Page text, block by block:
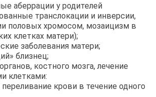
аберрации у родителей
транслокации и инверсии,
половых хромосом, мозаицизм в
клетках матери);
заболевания матери;
близнец;
костного мозга, лечение
клетками:
переливание крови в течение одного